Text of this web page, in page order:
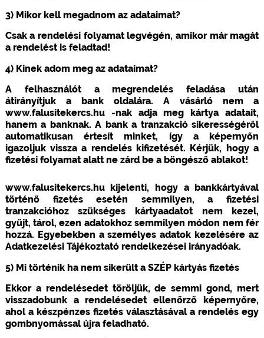
3) Mikor kell megadnom az adataimat?
Csak a rendelési folyamat legvégén, amikor már magát
a rendelést is feladtad!
4) Kinek adom meg az adataimat?
A felhasználót a megrendelés feladása után
átirányítjuk a bank oldalára. A vásárló nem a
www.falusitekercs.hu -nak adja meg kártya adatait,
hanem a banknak. A bank a tranzakció sikerességéről
automatikusan értesít minket, így a képernyőn
igazoljuk vissza a rendelés kifizetését. Kérjük, hogy a
fizetési folyamat alatt ne zárd be a böngésző ablakot!
www.falusitekercs.hu kijelenti, hogy a bankkártyával
történő fizetés esetén semmilyen, a fizetési
tranzakcióhoz szükséges kártyaadatot nem kezel,
gyűjt, tárol, ezen adatokhoz semmilyen módon nem fér
hozzá. Egyebekben a személyes adatok kezelésére az
Adatkezelési Tájékoztató rendelkezései irányadóak.
5) Mi történik ha nem sikerült a SZÉP kártyás fizetés
Ekkor a rendelésedet töröljük, de semmi gond, mert
visszadobunk a rendelésedet ellenőrző képernyőre,
ahol a készpénzes fizetés választásával a rendelés egy
gombnyomással újra feladható.